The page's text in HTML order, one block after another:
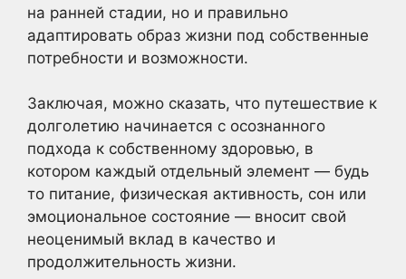
на ранней стадии, но и правильно
адаптировать образ жизни под собственные
потребности и возможности.
Заключая, можно сказать, что путешествие к
долголетию начинается с осознанного
подхода к собственному здоровью, в
котором каждый отдельный элемент — будь
то питание, физическая активность, сон или
эмоциональное состояние — вносит свой
неоценимый вклад в качество и
продолжительность жизни.